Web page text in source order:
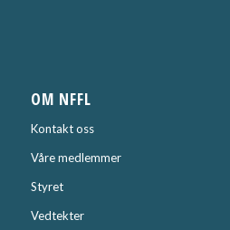
OM NFFL
Kontakt oss
Våre medlemmer
Styret
Vedtekter